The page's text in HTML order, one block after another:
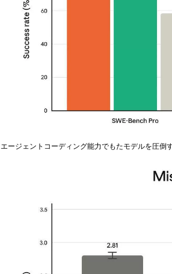
エージェントコーディング能力でもたモデルを圧倒